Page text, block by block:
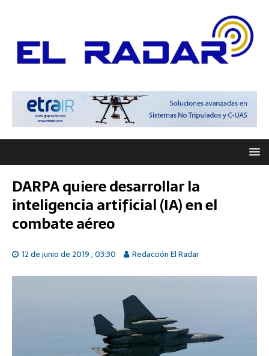
DARPA quiere desarrollar la
inteligencia artificial (IA) en el
combate aéreo
12 de junio de 2019 ; 03:30 Redacción El Radar